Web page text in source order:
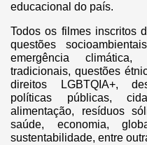
educacional do país.
Todos os filmes inscritos
questões
emergência
tradicionais, questões
direitos LGBTQIA+,
políticas públicas,
alimentação, resíduos
saúde, economia,
sustentabilidade, entre